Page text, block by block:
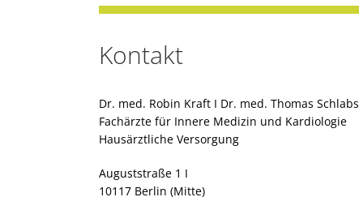
Kontakt
Dr. med. Robin Kraft I Dr. med. Thomas Schlabs
Fachärzte für Innere Medizin und Kardiologie
Hausärztliche Versorgung
Auguststraße 1 I
10117 Berlin (Mitte)